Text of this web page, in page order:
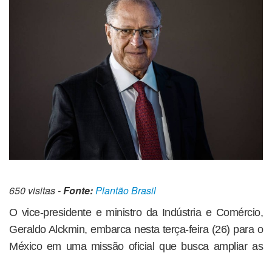
650 visitas -Fonte:Plantão Brasil
O vice-presidente e ministro da Indústria e Comércio,
Geraldo Alckmin, embarca nesta terça-feira (26) para o
México em uma missão oficial que busca ampliar as